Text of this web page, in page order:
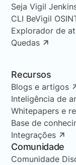
Seja Vigil
CLI BeVigil
Explorador de
Quedas
Recursos
Blogs e artigos
Inteligência de
Whitepapers e
Base de
Integrações
Comunidade
Comunidade